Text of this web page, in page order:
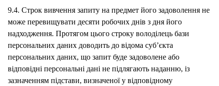
9.4. Строк вивчення запиту на предмет його задоволення не
може перевищувати десяти робочих днів з дня його
надходження. Протягом цього строку володілець бази
персональних даних доводить до відома суб’єкта
персональних даних, що запит буде задоволене або
відповідні персональні дані не підлягають наданню, із
зазначенням підстави, визначеної у відповідному